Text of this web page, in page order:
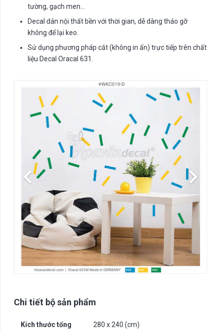
tường, gạch men…
Decal dán nội thất bền với thời gian, dễ dàng tháo gỡ
không để lại keo.
Sử dụng phương pháp cắt (không in ấn) trực tiếp trên chất
liệu Decal Oracal 631.
Chi tiết bộ sản phẩm
Kích thước tổng 280 x 240 (cm)